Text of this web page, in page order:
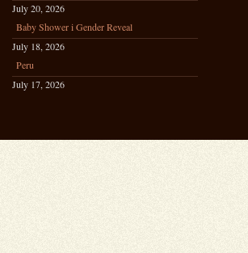
July 20, 2026
Baby Shower i Gender Reveal
July 18, 2026
Peru
July 17, 2026